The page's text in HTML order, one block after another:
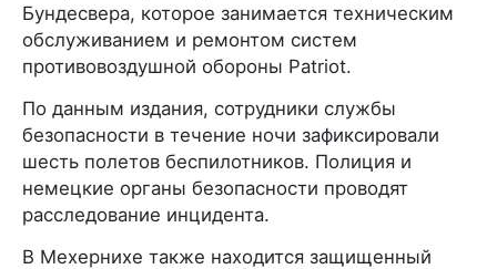
Бундесвера, которое занимается техническим
обслуживанием и ремонтом систем
противовоздушной обороны Patriot.
По данным издания, сотрудники службы
безопасности в течение ночи зафиксировали
шесть полетов беспилотников. Полиция и
немецкие органы безопасности проводят
расследование инцидента.
В Мехернихе также находится защищенный